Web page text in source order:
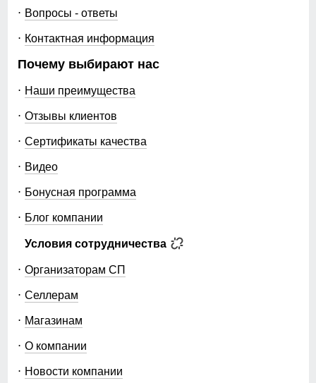
Вопросы - ответы
Контактная информация
Почему выбирают нас
Наши преимущества
Отзывы клиентов
Сертификаты качества
Видео
Бонусная программа
Блог компании
Условия сотрудничества
Организаторам СП
Селлерам
Магазинам
О компании
Новости компании